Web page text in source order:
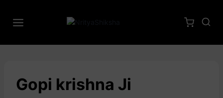
Gopi krishna Ji